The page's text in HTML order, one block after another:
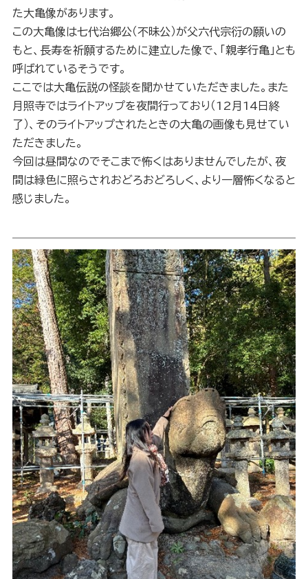
た大亀像があります。
この大亀像は七代治郷公（不昧公）が父六代宗衍の願いの
もと、長寿を祈願するために建立した像で、「親孝行亀」とも
呼ばれているそうです。
ここでは大亀伝説の怪談を聞かせていただきました。また
月照寺ではライトアップを夜間行っており（12月14日終
了）、そのライトアップされたときの大亀の画像も見せてい
ただきました。
今回は昼間なのでそこまで怖くはありませんでしたが、夜
間は緑色に照らされおどろおどろしく、より一層怖くなると
感じました。